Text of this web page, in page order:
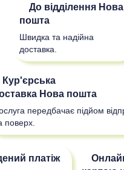
До відділення Нова
пошта
Швидка та надійна
доставка.
Кур'єрська
Нова пошта
передбачає підйом
поверх.
платіж